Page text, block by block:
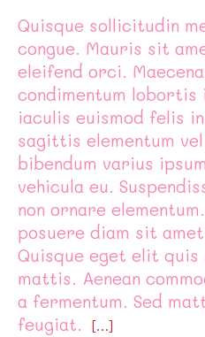
Quisque sollicitudin
congue. Mauris sit
eleifend orci.
condimentum lobortis
iaculis euismod felis
sagittis elementum
bibendum varius
vehicula eu.
non ornare
posuere diam sit
Quisque eget elit quis
mattis. Aenean
a fermentum. Sed
feugiat.
[…]